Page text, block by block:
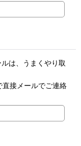
は、うまくやり取
接メールでご連絡